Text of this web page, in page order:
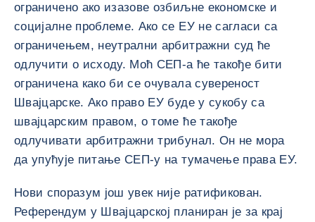
ограничено ако изазове озбиљне економске и
социјалне проблеме. Ако се ЕУ не сагласи са
ограничењем, неутрални арбитражни суд ће
одлучити о исходу. Моћ СЕП-а ће такође бити
ограничена како би се очувала сувереност
Швајцарске. Ако право ЕУ буде у сукобу са
швајцарским правом, о томе ће такође
одлучивати арбитражни трибунал. Он не мора
да упућује питање СЕП-у на тумачење права ЕУ.
Нови споразум још увек није ратификован.
Референдум у Швајцарској планиран је за крај